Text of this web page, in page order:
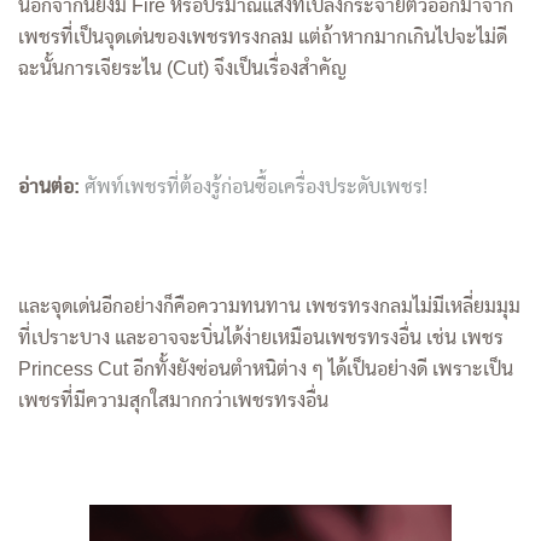
นอกจากนี้ยังมี Fire หรือปริมาณแสงที่เปล่งกระจายตัวออกมาจาก
เพชรที่เป็นจุดเด่นของเพชรทรงกลม แต่ถ้าหากมากเกินไปจะไม่ดี
ฉะนั้นการเจียระไน (Cut) จึงเป็นเรื่องสำคัญ
อ่านต่อ: ศัพท์เพชรที่ต้องรู้ก่อนซื้อเครื่องประดับเพชร!
และจุดเด่นอีกอย่างก็คือความทนทาน เพชรทรงกลมไม่มีเหลี่ยมมุม
ที่เปราะบาง และอาจจะบิ่นได้ง่ายเหมือนเพชรทรงอื่น เช่น เพชร
Princess Cut อีกทั้งยังซ่อนตำหนิต่าง ๆ ได้เป็นอย่างดี เพราะเป็น
เพชรที่มีความสุกใสมากกว่าเพชรทรงอื่น